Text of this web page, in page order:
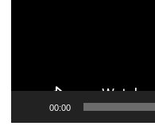
00:00